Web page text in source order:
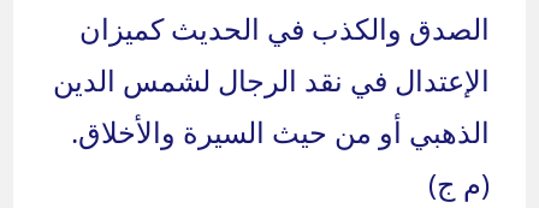
الصدق والكذب في الحديث كميزان
الإعتدال في نقد الرجال لشمس الدين
الذهبي أو من حيث السيرة والأخلاق.
(م ج)